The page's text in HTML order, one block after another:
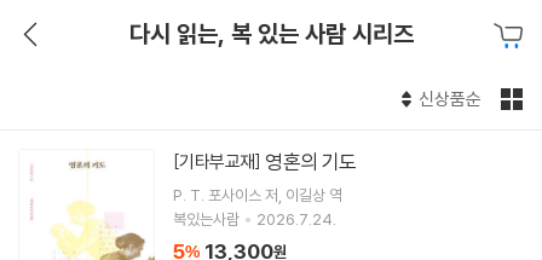
다시 읽는, 복 있는 사람 시리즈
신상품순
[기타부교재] 영혼의 기도
P. T. 포사이스 저 이길상 역
복있는사람
2026.7.24.
5% 13,300원